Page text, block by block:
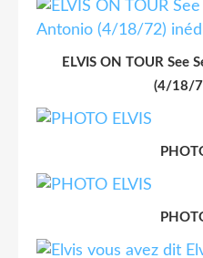
ELVIS ON TOUR See
(4/18/